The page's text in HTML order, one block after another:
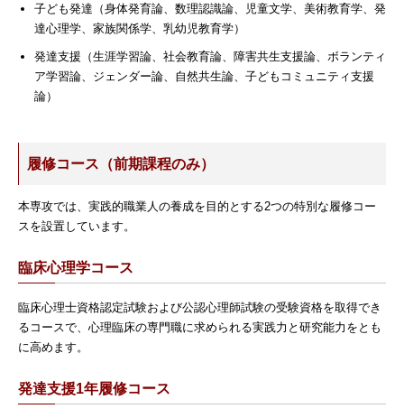
子ども発達（身体発育論、数理認識論、児童文学、美術教育学、発
達心理学、家族関係学、乳幼児教育学）
発達支援（生涯学習論、社会教育論、障害共生支援論、ボランティ
ア学習論、ジェンダー論、自然共生論、子どもコミュニティ支援
論）
履修コース（前期課程のみ）
本専攻では、実践的職業人の養成を目的とする2つの特別な履修コー
スを設置しています。
臨床心理学コース
臨床心理士資格認定試験および公認心理師試験の受験資格を取得でき
るコースで、心理臨床の専門職に求められる実践力と研究能力をとも
に高めます。
発達支援1年履修コース